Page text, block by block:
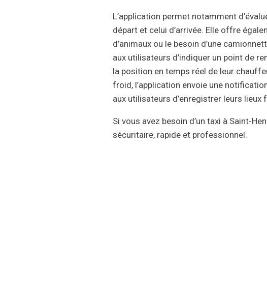
L’application permet notamment
départ et celui d’arrivée. Elle offre
d’animaux ou le besoin d’une
aux utilisateurs d’indiquer un point de
la position en temps réel de leur
froid, l’application envoie une
aux utilisateurs d’enregistrer leurs lieux
Si vous avez besoin d’un taxi à Saint-
sécuritaire, rapide et professionnel.